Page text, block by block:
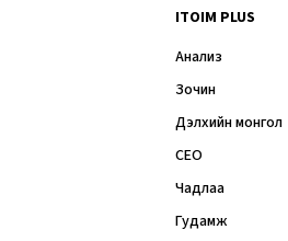
ITOIM PLUS
Анализ
Зочин
Дэлхийн монгол
CEO
Чадлаа
Гудамж